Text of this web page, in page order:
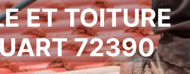
ET TOITURE
72390